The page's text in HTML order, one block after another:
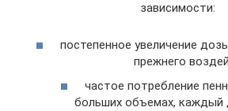
зависимости:
постепенное увеличение
прежнего
частое потребление
больших объемах, каждый